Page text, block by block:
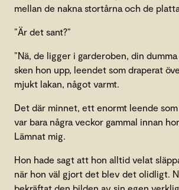
mellan de nakna stortårna och de
”Är det sant?”
”Nä, de ligger i garderoben, din dumma
sken hon upp, leendet som draperat
mjukt lakan, något varmt.
Det där minnet, ett enormt leende
var bara några veckor gammal innan
Lämnat mig.
Hon hade sagt att hon alltid velat
när hon väl gjort det blev det olidligt.